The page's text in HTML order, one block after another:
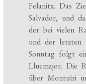
Felanitx. Das
Salvador, und
der bei vielen
und der letzten
Sonntag folgt
Llucmajor. Die
über Montuïri